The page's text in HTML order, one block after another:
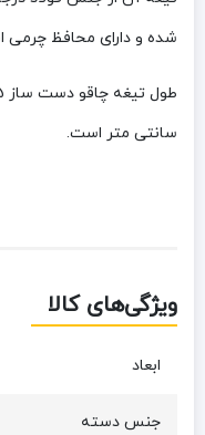
شده و دارای محافظ
سانتی متر است.
ویژگی‌های کالا
ابعاد
جنس دسته